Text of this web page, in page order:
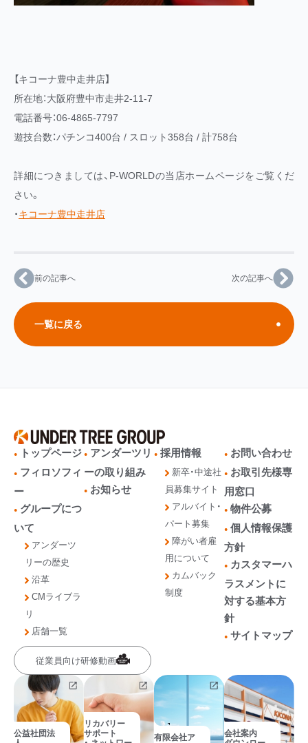
【キコーナ豊中走井店】
所在地：大阪府豊中市走井2-11-7
電話番号：06-4865-7797
遊技台数：パチンコ400台 / スロット358台 / 計758台
詳細につきましては、P-WORLDの当店ホームページをご覧くだ
さい。
・キコーナ豊中走井店
前の記事へ 次の記事へ
一覧に戻る
トップページ
フィロソフィ
ー
グループにつ
いて
アンダーツ
リーの歴史
沿革
CMライブラ
リ
店舗一覧
アンダーツリ
ーの取り組み
お知らせ
採用情報
新卒・中途社
員募集サイト
アルバイト・
パート募集
障がい者雇
用について
カムバック
制度
お問い合わせ
お取引先様専
用窓口
物件公募
個人情報保護
方針
カスタマーハ
ラスメントに
対する基本方
針
サイトマップ
従業員向け研修動画
公益社団法
リカバリー
サポート
有限会社ア
会社案内